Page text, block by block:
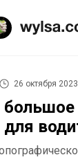
26 октября 2023